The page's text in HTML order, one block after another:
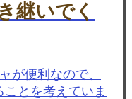
継いでく
が便利なので、
とを考えていま